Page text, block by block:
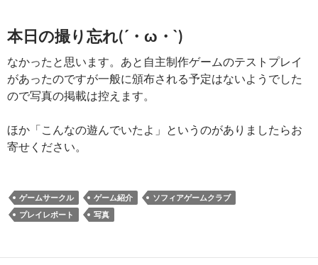
本日の撮り忘れ(´・ω・`)
なかったと思います。あと自主制作ゲームのテストプレイ
があったのですが一般に頒布される予定はないようでした
ので写真の掲載は控えます。
ほか「こんなの遊んでいたよ」というのがありましたらお
寄せください。
ゲームサークル ゲーム紹介
ソフィアゲームクラブ
プレイレポート
写真